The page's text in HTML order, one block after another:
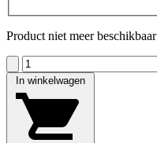
Product niet meer beschikbaar
In winkelwagen